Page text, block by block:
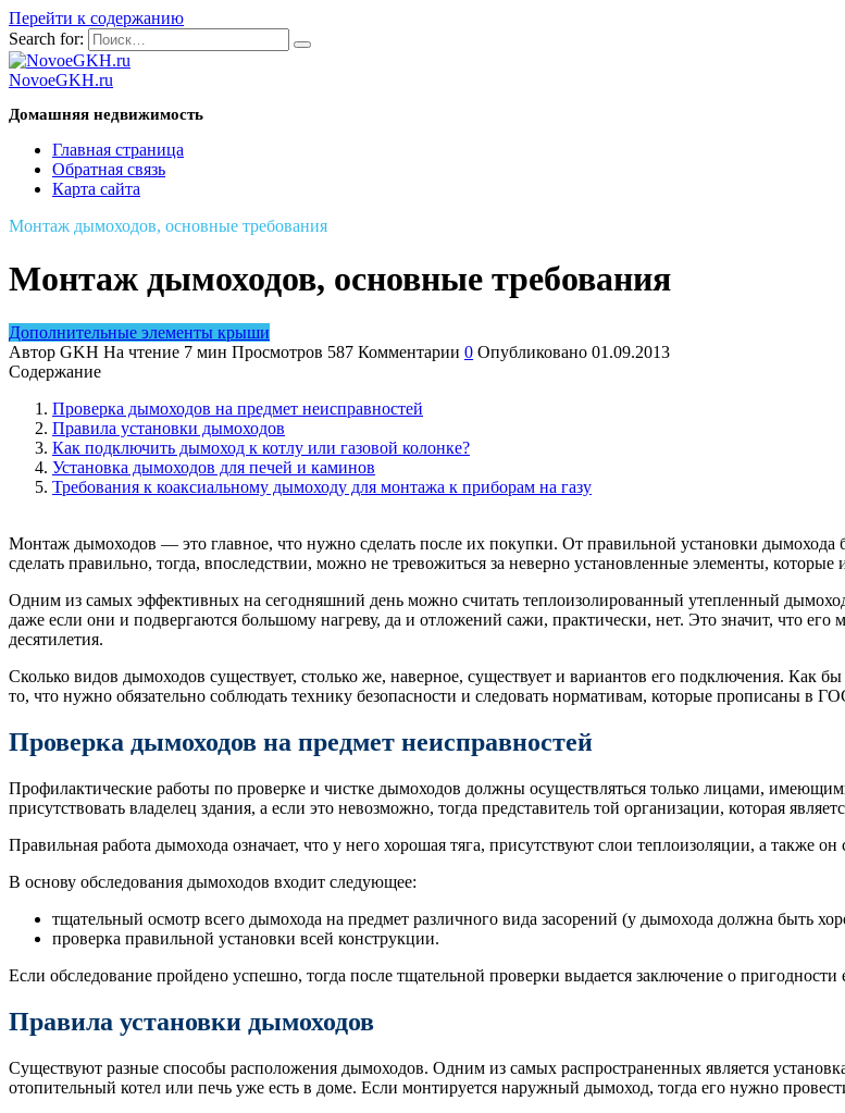
Перейти к содержанию
Search for:
NovoeGKH.ru
Домашняя недвижимость
Главная страница
Обратная связь
Карта сайта
Монтаж дымоходов, основные требования
Монтаж дымоходов, основные требования
Дополнительные элементы крыши
Автор GKH На чтение 7 мин Просмотров 587 Комментарии 0 Опубликовано 01.09.2013
Содержание
Проверка дымоходов на предмет неисправностей
Правила установки дымоходов
Как подключить дымоход к котлу или газовой колонке?
Установка дымоходов для печей и каминов
Требования к коаксиальному дымоходу для монтажа к приборам на газу
Монтаж дымоходов — это главное, что нужно сделать после их покупки. От правильной установки дымохода
сделать правильно, тогда, впоследствии, можно не тревожиться за неверно установленные элементы,
Одним из самых эффективных на сегодняшний день можно считать теплоизолированный утепленный
даже если они и подвергаются большому нагреву, да и отложений сажи, практически, нет. Это значит, что
десятилетия.
Сколько видов дымоходов существует, столько же, наверное, существует и вариантов его подключения.
то, что нужно обязательно соблюдать технику безопасности и следовать нормативам, которые прописаны в
Проверка дымоходов на предмет неисправностей
Профилактические работы по проверке и чистке дымоходов должны осуществляться только лицами,
присутствовать владелец здания, а если это невозможно, тогда представитель той организации, которая
Правильная работа дымохода означает, что у него хорошая тяга, присутствуют слои теплоизоляции, а также
В основу обследования дымоходов входит следующее:
тщательный осмотр всего дымохода на предмет различного вида засорений (у дымохода должна быть
проверка правильной установки всей конструкции.
Если обследование пройдено успешно, тогда после тщательной проверки выдается заключение о пригодности
Правила установки дымоходов
Существуют разные способы расположения дымоходов. Одним из самых распространенных является
отопительный котел или печь уже есть в доме. Если монтируется наружный дымоход, тогда его нужно